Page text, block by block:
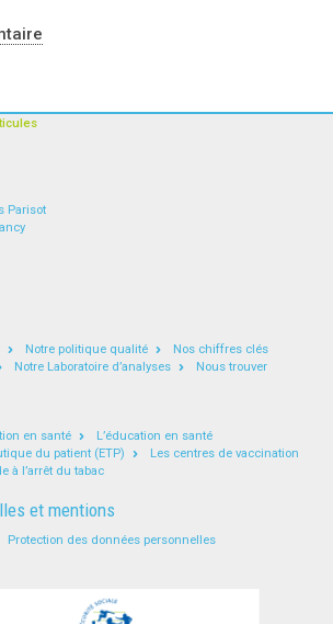
Parisot
Notre politique qualité
Nos chiffres clés
Notre Laboratoire d’analyses Nous trouver
en santé
L’éducation en santé
du patient (ETP)
Les centres de vaccination
à l’arrêt du tabac
et mentions
Protection des données personnelles